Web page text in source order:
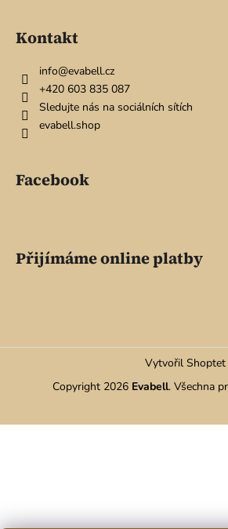
Kontakt
info@evabell.cz
+420 603 835 087
Sledujte nás na sociálních sítích
evabell.shop
Facebook
Přijímáme online platby
Vytvořil Shoptet
Copyright 2026 Evabell. Všechna